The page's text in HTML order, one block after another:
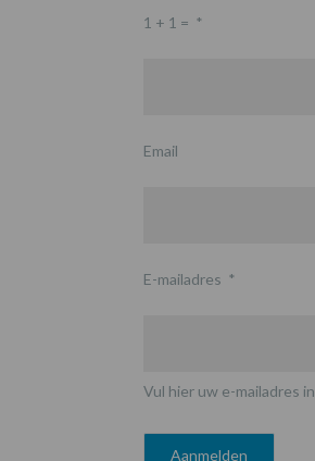
1 + 1 = *
Email
E-mailadres *
Vul hier uw e-mailadres in